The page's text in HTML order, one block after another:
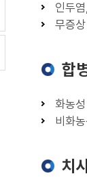
인두
무증
합
화농
비화
치